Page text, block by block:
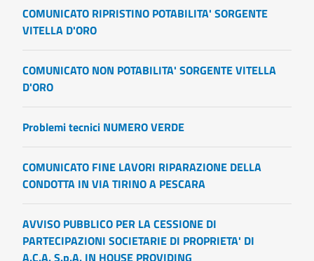
COMUNICATO RIPRISTINO POTABILITA' SORGENTE
VITELLA D'ORO
COMUNICATO NON POTABILITA' SORGENTE VITELLA
D'ORO
Problemi tecnici NUMERO VERDE
COMUNICATO FINE LAVORI RIPARAZIONE DELLA
CONDOTTA IN VIA TIRINO A PESCARA
AVVISO PUBBLICO PER LA CESSIONE DI
PARTECIPAZIONI SOCIETARIE DI PROPRIETA' DI
A.C.A. S.p.A. IN HOUSE PROVIDING